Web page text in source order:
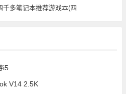
千多笔记本推荐游戏本(四
i5
V14 2.5K